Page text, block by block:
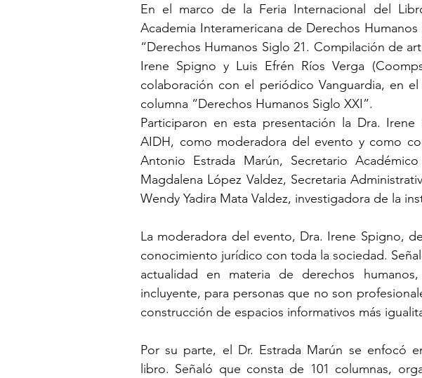
En el marco de la Feria Internacional del
Academia Interamericana de Derechos
“Derechos Humanos Siglo 21. Compilación de
Irene Spigno y Luis Efrén Ríos Verga
colaboración con el periódico Vanguardia, en
columna “Derechos Humanos Siglo XXI”.
Participaron en esta presentación la Dra.
AIDH, como moderadora del evento y como
Antonio Estrada Marún, Secretario
Magdalena López Valdez, Secretaria
Wendy Yadira Mata Valdez, investigadora de la
La moderadora del evento, Dra. Irene Spigno,
conocimiento jurídico con toda la sociedad.
actualidad en materia de derechos
incluyente, para personas que no son
construcción de espacios informativos más
Por su parte, el Dr. Estrada Marún se enfocó
libro. Señaló que consta de 101 columnas,